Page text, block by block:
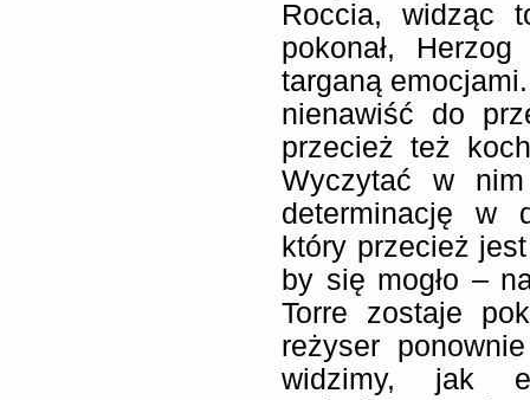
Roccia, widząc
pokonał,
targaną
nienawiść do
przecież też
Wyczytać w
determinację w
który przecież
by się mogło –
Torre zostaje
reżyser
widzimy, jak